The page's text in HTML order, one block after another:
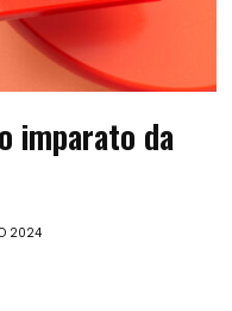
imparato da
2024